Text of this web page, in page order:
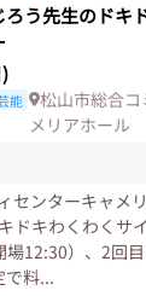
ろう先生のドキ
能
松山市総合
メリアホール
センターキャメ
ドキわくわくサ
場12:30）、2回
で料...